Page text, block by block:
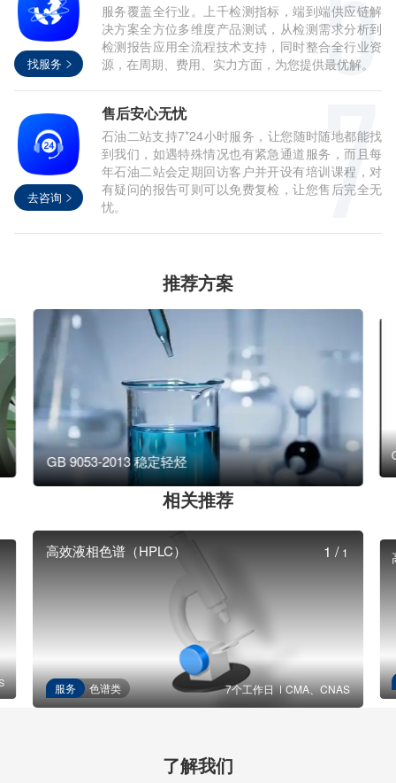
找服务
服务覆盖全行业。上千检测指标，端到端供应链解
决方案全方位多维度产品测试，从检测需求分析到
检测报告应用全流程技术支持，同时整合全行业资
源，在周期、费用、实力方面，为您提供最优解。
去咨询
售后安心无忧
石油二站支持7*24小时服务，让您随时随地都能找
到我们，如遇特殊情况也有紧急通道服务，而且每
年石油二站会定期回访客户并开设有培训课程，对
有疑问的报告可则可以免费复检，让您售后完全无
忧。
推荐方案
GB 9053-2013 稳定轻烃
相关推荐
高效液相色谱（HPLC）
服务 色谱类 7个工作日 CMA、CNAS
1 / 1
了解我们